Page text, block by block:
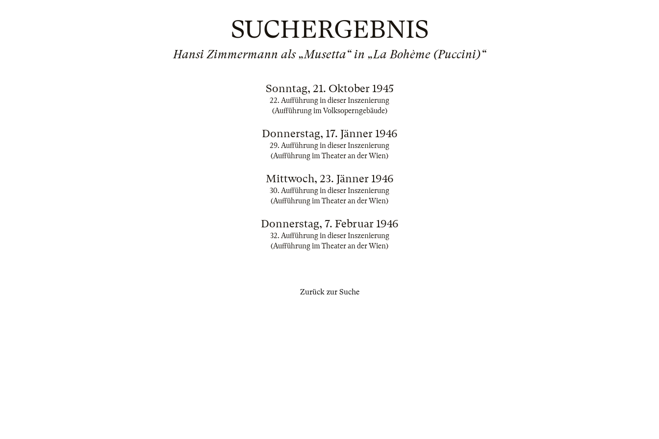
SUCHERGEBNIS
Hansi Zimmermann als „Musetta“ in „La Bohème (Puccini)“
Sonntag, 21. Oktober 1945
22. Aufführung in dieser Inszenierung
(Aufführung im Volksoperngebäude)
Donnerstag, 17. Jänner 1946
29. Aufführung in dieser Inszenierung
(Aufführung im Theater an der Wien)
Mittwoch, 23. Jänner 1946
30. Aufführung in dieser Inszenierung
(Aufführung im Theater an der Wien)
Donnerstag, 7. Februar 1946
32. Aufführung in dieser Inszenierung
(Aufführung im Theater an der Wien)
Zurück zur Suche